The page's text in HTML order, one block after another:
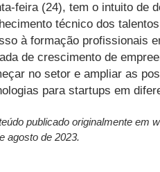
feira (24), tem o intuito de
técnico dos
à formação profissionais
de crescimento de
no setor e ampliar as
para startups em
publicado originalmente em
agosto de 2023.